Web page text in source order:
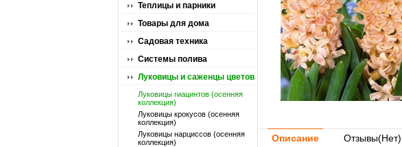
Теплицы и парники
Товары для дома
Садовая техника
Системы полива
Луковицы и саженцы цветов
Луковицы гиацинтов (осенняя
коллекция)
Луковицы крокусов (осенняя
коллекция)
Луковицы нарциссов (осенняя
коллекция)
Описание Отзывы(Нет